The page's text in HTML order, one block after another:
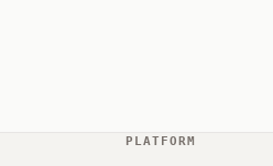
PLATFORM